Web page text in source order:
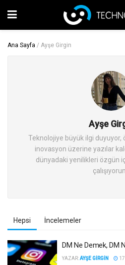
Ana Sayfa / Ayşe Girgin
Ayşe
Teknolojiye büyük ilgi duyuyor,
inovasyon üzerine yazılar
dünyadaki yenilikleri özgün
Hepsi İncelemeler
DM Ne Demek, DM
YAZAR:AYŞE GIRGIN